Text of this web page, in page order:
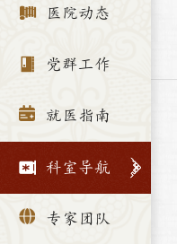
医院动态
党群工作
就医指南
科室导航
专家团队